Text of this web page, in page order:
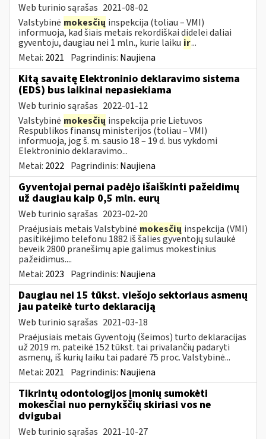
Web turinio sąrašas 2021-08-02
Valstybinė mokesčių inspekcija (toliau – VMI)
informuoja, kad šiais metais rekordiškai didelei daliai
gyventoju, daugiau nei 1 mln., kurie laiku ir...
Metai: 2021 Pagrindinis: Naujiena
Kitą savaitę Elektroninio deklaravimo sistema
(EDS) bus laikinai nepasiekiama
Web turinio sąrašas 2022-01-12
Valstybinė mokesčių inspekcija prie Lietuvos
Respublikos finansų ministerijos (toliau – VMI)
informuoja, jog š. m. sausio 18 – 19 d. bus vykdomi
Elektroninio deklaravimo...
Metai: 2022 Pagrindinis: Naujiena
Gyventojai pernai padėjo išaiškinti pažeidimų
už daugiau kaip 0,5 mln. eurų
Web turinio sąrašas 2023-02-20
Praėjusiais metais Valstybinė mokesčių inspekcija (VMI)
pasitikėjimo telefonu 1882 iš šalies gyventojų sulaukė
beveik 2800 pranešimų apie galimus mokestinius
pažeidimus....
Metai: 2023 Pagrindinis: Naujiena
Daugiau nei 15 tūkst. viešojo sektoriaus asmenų
jau pateikė turto deklaraciją
Web turinio sąrašas 2021-03-18
Praėjusiais metais Gyventojų (šeimos) turto deklaracijas
už 2019 m. pateikė 152 tūkst. tai privalančių padaryti
asmenų, iš kurių laiku tai padarė 75 proc. Valstybinė...
Metai: 2021 Pagrindinis: Naujiena
Tikrintų odontologijos įmonių sumokėti
mokesčiai nuo pernykščių skiriasi vos ne
dvigubai
Web turinio sąrašas 2021-10-27